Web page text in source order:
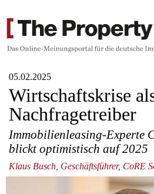
05.02.2025
Wirtschaftskrise
Nachfragetreiber
Immobilienleasing-Experte
blickt optimistisch auf 2025
Klaus Busch, Geschäftsführer, CoRE